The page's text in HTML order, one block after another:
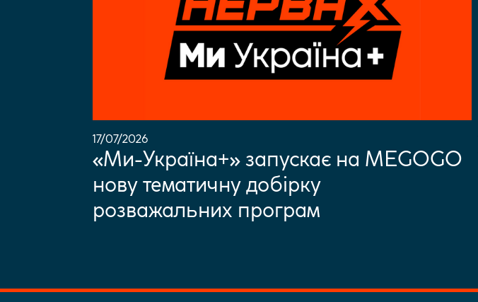
17/07/2026
«Ми-Україна+» запускає на MEGOGO
нову тематичну добірку
розважальних програм